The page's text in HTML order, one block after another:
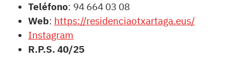
Teléfono: 94 664 03 08
Web: https://residenciaotxartaga.eus/
Instagram
R.P.S. 40/25